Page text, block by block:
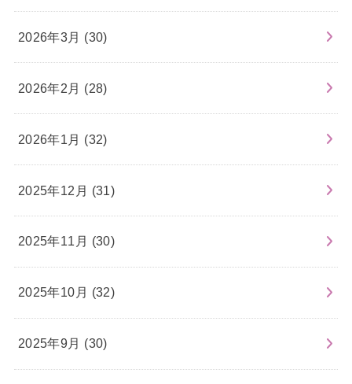
2026年3月 (30)
2026年2月 (28)
2026年1月 (32)
2025年12月 (31)
2025年11月 (30)
2025年10月 (32)
2025年9月 (30)